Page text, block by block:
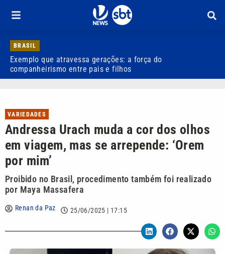
BRASIL
Exemplo que atravessa gerações: a força do
companheirismo entre pais e filhos
VARIEDADES
Andressa Urach muda a cor dos olhos
em viagem, mas se arrepende: ‘Orem
por mim’
Proibido no Brasil, procedimento também foi realizado
por Maya Massafera
Renan da Paz 25/06/2025 | 17:15